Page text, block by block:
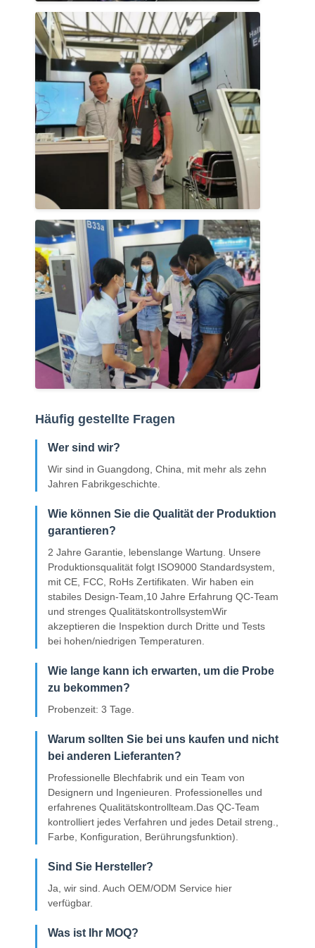
Häufig gestellte Fragen
Wer sind wir?
Wir sind in Guangdong, China, mit mehr als zehn
Jahren Fabrikgeschichte.
Wie können Sie die Qualität der Produktion
garantieren?
2 Jahre Garantie, lebenslange Wartung. Unsere
Produktionsqualität folgt ISO9000 Standardsystem,
mit CE, FCC, RoHs Zertifikaten. Wir haben ein
stabiles Design-Team,10 Jahre Erfahrung QC-Team
und strenges QualitätskontrollsystemWir
akzeptieren die Inspektion durch Dritte und Tests
bei hohen/niedrigen Temperaturen.
Wie lange kann ich erwarten, um die Probe
zu bekommen?
Probenzeit: 3 Tage.
Warum sollten Sie bei uns kaufen und nicht
bei anderen Lieferanten?
Professionelle Blechfabrik und ein Team von
Designern und Ingenieuren. Professionelles und
erfahrenes Qualitätskontrollteam.Das QC-Team
kontrolliert jedes Verfahren und jedes Detail streng.,
Farbe, Konfiguration, Berührungsfunktion).
Sind Sie Hersteller?
Ja, wir sind. Auch OEM/ODM Service hier
verfügbar.
Was ist Ihr MOQ?